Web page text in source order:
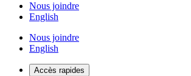
Nous joindre
English
Nous joindre
English
Accès rapides